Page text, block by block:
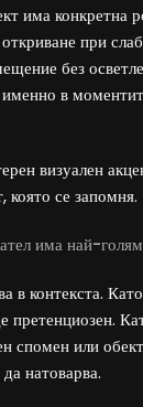
има конкретна
при
без
в
визуален
която се запомня.
има най-
в контекста.
претенциозен.
спомен или
натоварва.